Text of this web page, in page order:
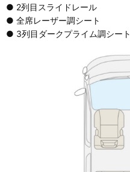
● 2列目スライドレール
● 全席レーザー調シート
● 3列目ダークプライム調シート